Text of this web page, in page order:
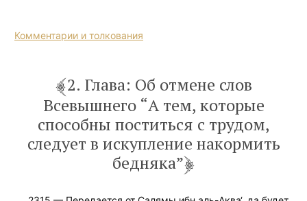
Комментарии и толкования
2. Глава: Об отмене слов
Всевышнего “А тем, которые
способны поститься с трудом,
следует в искупление накормить
бедняка”